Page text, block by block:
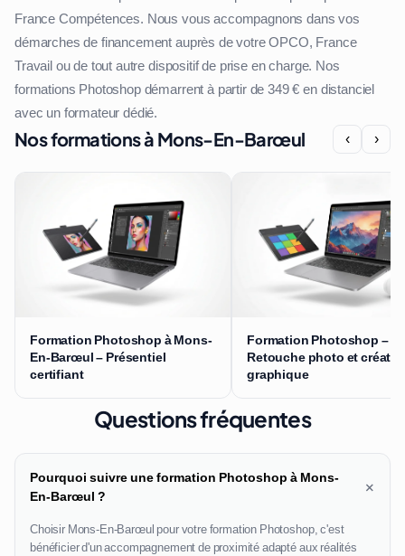
France Compétences. Nous vous accompagnons dans vos
démarches de financement auprès de votre OPCO, France
Travail ou de tout autre dispositif de prise en charge. Nos
formations Photoshop démarrent à partir de 349 € en distanciel
avec un formateur dédié.
Nos formations à Mons-En-Barœul ‹ ›
Formation Photoshop à Mons-
En-Barœul – Présentiel
certifiant
Formation Photoshop –
Retouche photo et
graphique
Questions fréquentes
Pourquoi suivre une formation Photoshop à Mons-
En-Barœul ?
+
Choisir Mons-En-Barœul pour votre formation Photoshop, c'est
bénéficier d'un accompagnement de proximité adapté aux réalités